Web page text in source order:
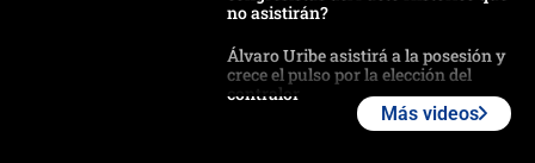
no asistirán?
Álvaro Uribe asistirá a la posesión y
crece el pulso por la elección del
contralor
Más videos